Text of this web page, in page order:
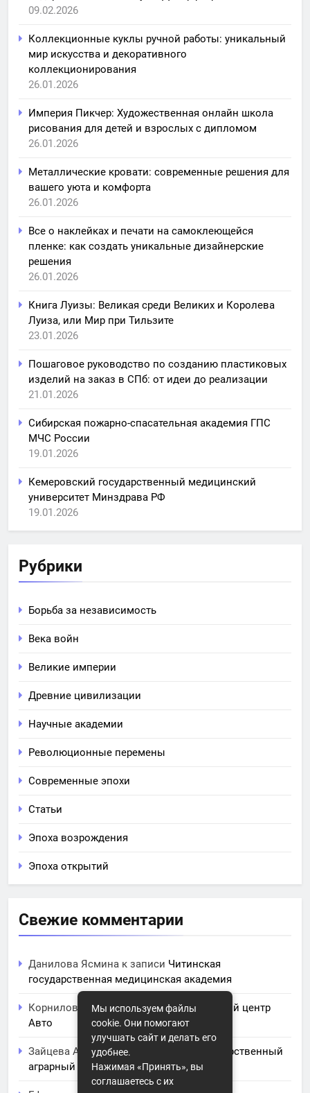
09.02.2026
Коллекционные куклы ручной работы: уникальный
мир искусства и декоративного
коллекционирования
26.01.2026
Империя Пикчер: Художественная онлайн школа
рисования для детей и взрослых с дипломом
26.01.2026
Металлические кровати: современные решения для
вашего уюта и комфорта
26.01.2026
Все о наклейках и печати на самоклеющейся
пленке: как создать уникальные дизайнерские
решения
26.01.2026
Книга Луизы: Великая среди Великих и Королева
Луиза, или Мир при Тильзите
23.01.2026
Пошаговое руководство по созданию пластиковых
изделий на заказ в СПб: от идеи до реализации
21.01.2026
Сибирская пожарно-спасательная академия ГПС
МЧС России
19.01.2026
Кемеровский государственный медицинский
университет Минздрава РФ
19.01.2026
Рубрики
Борьба за независимость
Века войн
Великие империи
Древние цивилизации
Научные академии
Революционные перемены
Современные эпохи
Статьи
Эпоха возрождения
Эпоха открытий
Свежие комментарии
Данилова Ясмина к записи Читинская
государственная медицинская академия
Корнилова Анитак записиЧПОУ Учебный центр
Авто
Зайцева Аринак записи
Курский государственный
аграрный университет им. И.И. Иванова
Мы используем файлы
cookie. Они помогают
улучшать сайт и делать его
удобнее.
Нажимая «Принять», вы
соглашаетесь с их